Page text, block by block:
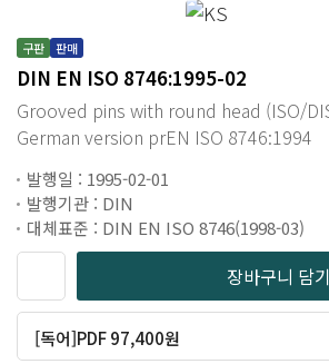
구판 판매
DIN EN ISO 8746:1995-02
Grooved pins with round head (ISO/
German version prEN ISO 8746:1994
발행일 : 1995-02-01
발행기관 : DIN
대체표준 : DIN EN ISO 8746(1998-03)
장바구니 담기
[독어]PDF 97,400원